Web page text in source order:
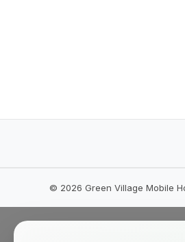
© 2026 Green Village Mobile